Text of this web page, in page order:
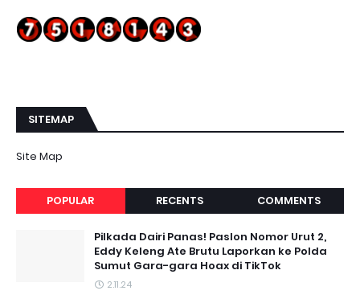
SITEMAP
Site Map
POPULAR RECENTS COMMENTS
Pilkada Dairi Panas! Paslon Nomor Urut 2,
Eddy Keleng Ate Brutu Laporkan ke Polda
Sumut Gara-gara Hoax di TikTok
2.11.24